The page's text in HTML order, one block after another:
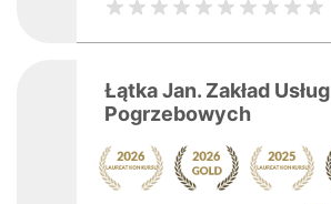
Łątka Jan. Zakład Usług
Pogrzebowych